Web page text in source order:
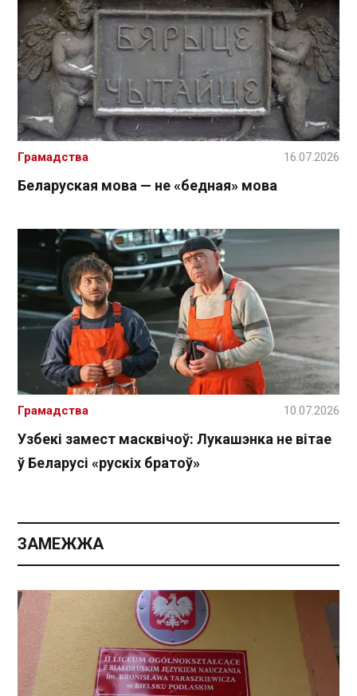
Беларуская мова — не «бедная» мова
Грамадства 16.07.2026
Узбекі замест масквічоў: Лукашэнка не вітае
ў Беларусі «рускіх братоў»
Грамадства 10.07.2026
ЗАМЕЖЖА